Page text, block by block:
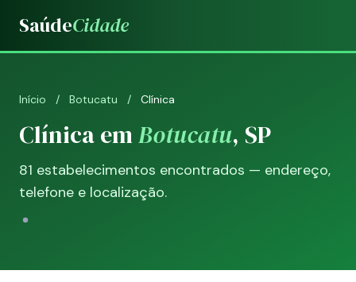
SaúdeCidade
Início / Botucatu / Clínica
Clínica emBotucatu, SP
81 estabelecimentos encontrados — endereço,
telefone e localização.